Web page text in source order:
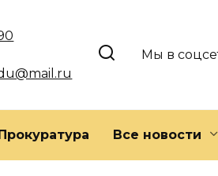
Мы в
Все новости